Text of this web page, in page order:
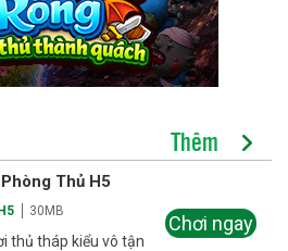
Thêm
Thủ H5
30MB
thủ tháp kiểu vô tận
Chơi ngay